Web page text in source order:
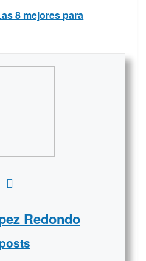
8 mejores para
Redondo